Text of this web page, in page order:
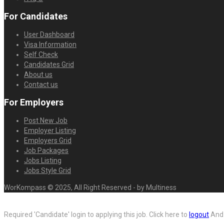
For Candidates
User Dashboard
Visa Information
Self Check
Candidates Grid
About us
Contact us
For Employers
Post New Job
Employer Listing
Employers Grid
Job Packages
Jobs Listing
Jobs Style Grid
WorKompass © 2025, All Right Reserved - by Multiness
Required 'Candidate' login to applying this job. Click here to logout